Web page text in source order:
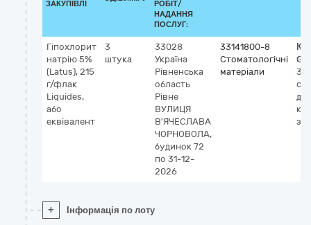
ЗАКУПІВЛІ
РОБІТ/
НАДАННЯ
ПОСЛУГ:
Гіпохлорит
натрію 5%
(Latus), 215
г/флак
Liquides,
або
еквівалент
3
штука
33028
Україна
Рівненська
область
Рівне
ВУЛИЦЯ
В'ЯЧЕСЛАВА
ЧОРНОВОЛА,
будинок 72
по 31-12-
2026
33141800-8
Стоматологічні
матеріали
+ Інформація по лоту